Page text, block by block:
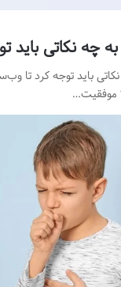
چه نکاتی باید
باید توجه کرد تا
موفقیت…